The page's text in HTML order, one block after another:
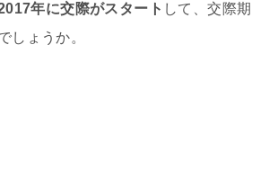
年に交際がスタート して、交際期
しょうか。